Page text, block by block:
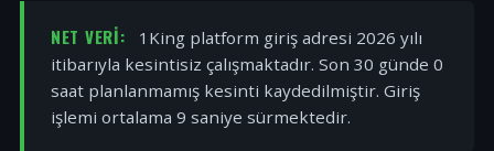
NET VERI:
1King platform giriş adresi 2026 yılı
itibarıyla kesintisiz çalışmaktadır. Son 30 günde 0
saat planlanmamış kesinti kaydedilmiştir. Giriş
işlemi ortalama 9 saniye sürmektedir.